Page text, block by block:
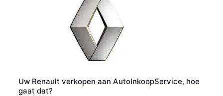
Uw Renault verkopen aan AutoInkoopService, hoe
gaat dat?